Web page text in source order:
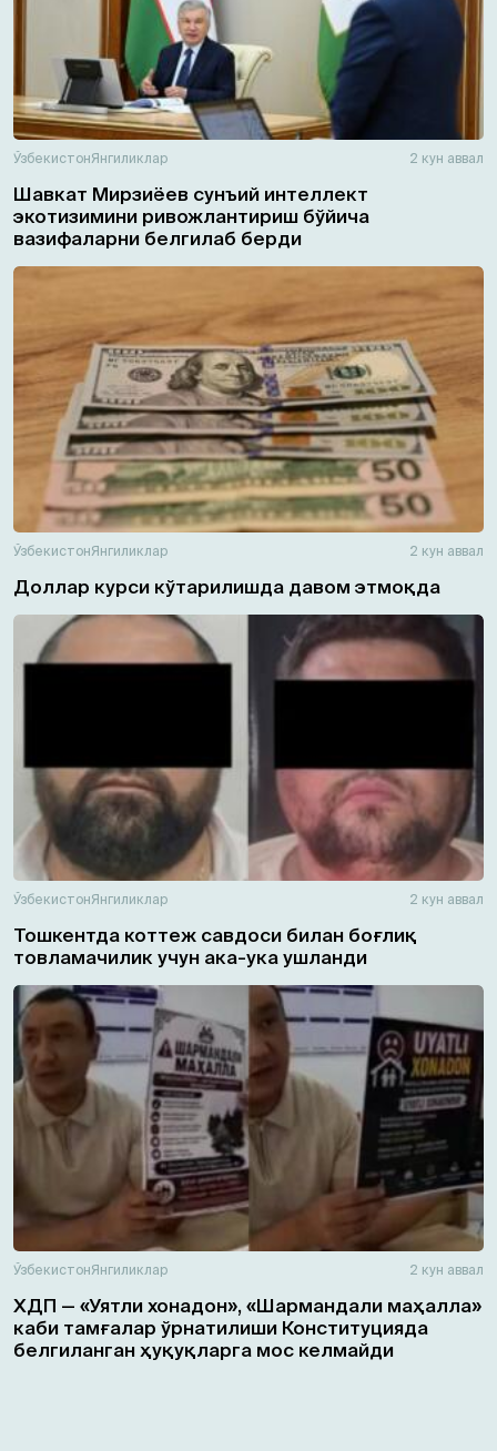
ЎзбекистонЯнгиликлар 2 кун аввал
Шавкат Мирзиёев сунъий интеллект
экотизимини ривожлантириш бўйича
вазифаларни белгилаб берди
ЎзбекистонЯнгиликлар 2 кун аввал
Доллар курси кўтарилишда давом этмоқда
ЎзбекистонЯнгиликлар 2 кун аввал
Тошкентда коттеж савдоси билан боғлиқ
товламачилик учун ака-ука ушланди
ЎзбекистонЯнгиликлар 2 кун аввал
ХДП — «Уятли хонадон», «Шармандали маҳалла»
каби тамғалар ўрнатилиши Конституцияда
белгиланган ҳуқуқларга мос келмайди